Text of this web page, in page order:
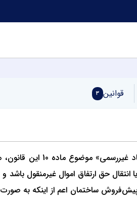
قوانین 3
یک سال پس از
حق ارتفاق اموال غیرمنقول
ساختمان اعم از اینکه به صورت